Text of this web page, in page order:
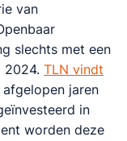
van
slechts met een
2024. TLN vindt
afgelopen jaren
in
worden deze